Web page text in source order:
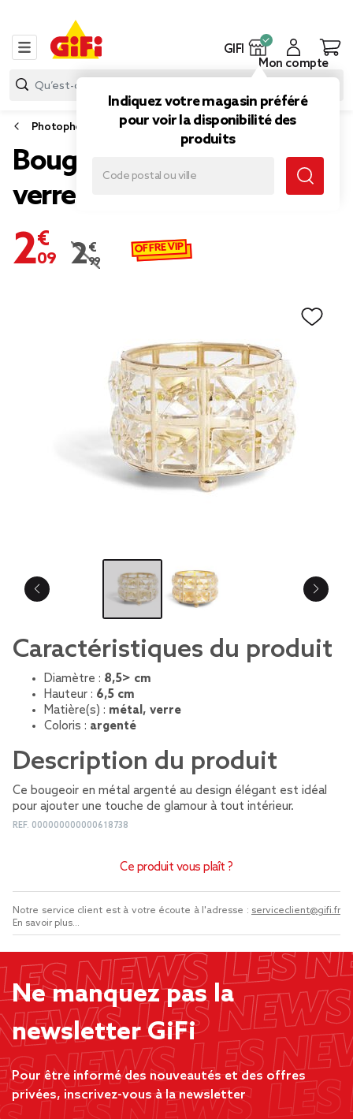
GIFI
Indiquez votre magasin préféré
pour voir la disponibilité des
produits
Mon compte
Photophore et bougeoir
Bougeoir à strass Ø8,5cm
verre et métal argenté
2,09 €
Prix remisé de 2,99 € à 2,09 €
2,99 € OFFRE VIP
Caractéristiques du produit
Diamètre : 8,5> cm
Hauteur : 6,5 cm
Matière(s) : métal, verre
Coloris : argenté
Description du produit
Ce bougeoir en métal argenté au design élégant est idéal
pour ajouter une touche de glamour à tout intérieur.
REF. 000000000000618738
Ce produit vous plaît ?
Notre service client est à votre écoute à l'adresse : serviceclient@gifi.fr
En savoir plus...
Ne manquez pas la
newsletter GiFi
Pour être informé des nouveautés et des offres
privées, inscrivez-vous à la newsletter